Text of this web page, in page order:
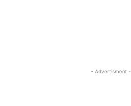
- Advertisment -